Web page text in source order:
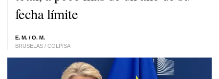
fecha límite
E. M. / O. M.
BRUSELAS / COLPISA